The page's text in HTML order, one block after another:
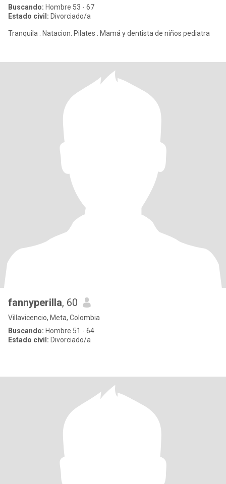
Buscando: Hombre 53 - 67
Estado civil: Divorciado/a
Tranquila . Natacion. Pilates . Mamá y dentista de niños pediatra
fannyperilla, 60
Villavicencio, Meta, Colombia
Buscando: Hombre 51 - 64
Estado civil: Divorciado/a